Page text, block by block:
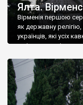
Ялта.
Вірменія першою
як державну
українців, які усіх
є відданими